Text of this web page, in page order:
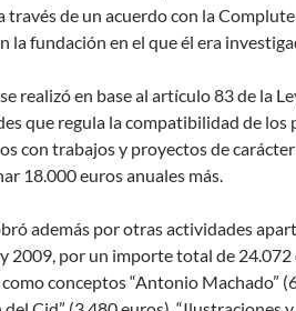
través de un acuerdo con la
la fundación en el que él era
realizó en base al artículo 83 de la
que regula la compatibilidad de los
con trabajos y proyectos de
18.000 euros anuales más.
además por otras actividades
2009, por un importe total de 24.072
conceptos “Antonio Machado”